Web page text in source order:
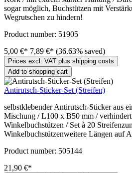
sogar möglich, Buchstützen mit
Wegrutschen zu hindern!
Product number: 51905
5,00 €* 7,89 €* (36.63% saved)
Prices excl. VAT plus shipping costs
Add to shopping cart
Antirutsch-Sticker-Set (Streifen)
selbstklebender Antirutsch-Sticker aus
Mischung / L100 x B50 mm / verhindert
Winkelbuchstützen / Set à 20
Winkelbuchstützenweitere Längen auf
Product number: 505144
21,90 €*